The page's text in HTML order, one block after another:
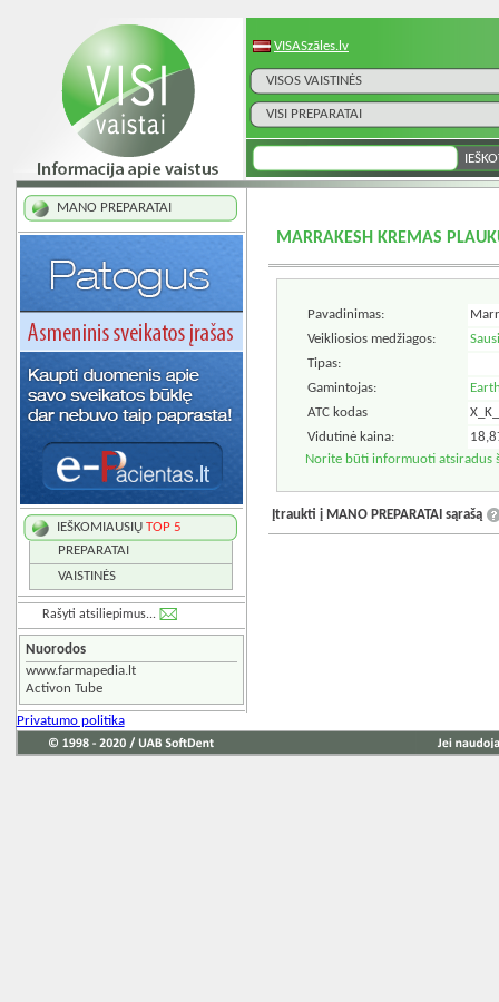
VISASzāles.lv
VISOS VAISTINĖS
VISI PREPARATAI
MANO PREPARATAI
IEŠKOMIAUSIŲ TOP 5
PREPARATAI
VAISTINĖS
Rašyti atsiliepimus...
Nuorodos
www.farmapedia.lt
Activon Tube
MARRAKESH KREMAS
Pavadinimas:
Veikliosios medžiagos:
Tipas:
Gamintojas:
ATC kodas
Vidutinė kaina:
Norite būti informuoti atsiradus
Įtraukti į MANO PREPARATAI sąrašą
Privatumo politika